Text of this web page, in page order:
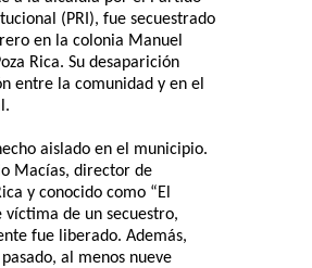
(PRI), fue secuestrado
en la colonia Manuel
Rica. Su desaparición
entre la comunidad y en el
aislado en el municipio.
Macías, director de
y conocido como “El
víctima de un secuestro,
fue liberado. Además,
al menos nueve